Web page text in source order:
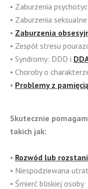
• Zaburzenia
• Zaburzenia seksualne
• Zaburzenia
• Zespół stresu
• Syndromy: DDD i
• Choroby o
• Problemy z pamięcią
Skutecznie
takich jak:
• Rozwód lub
• Niespodziewana
• Śmierć bliskiej osoby